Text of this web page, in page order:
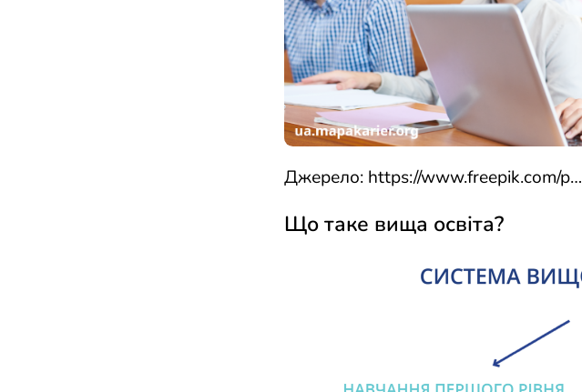
Джерело: https://www.freepik.com/p…
Що таке вища освіта?